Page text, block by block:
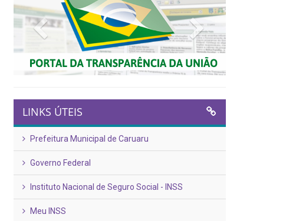
Previous Next
LINKS ÚTEIS
Prefeitura Municipal de Caruaru
Governo Federal
Instituto Nacional de Seguro Social - INSS
Meu INSS